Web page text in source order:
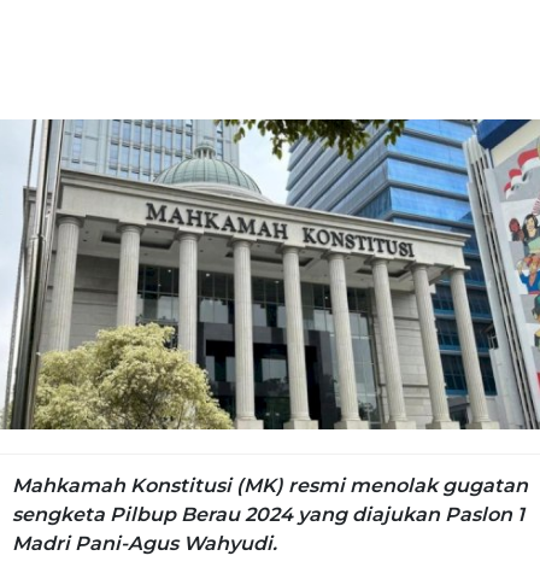
Mahkamah Konstitusi (MK) resmi menolak gugatan
sengketa Pilbup Berau 2024 yang diajukan Paslon 1
Madri Pani-Agus Wahyudi.